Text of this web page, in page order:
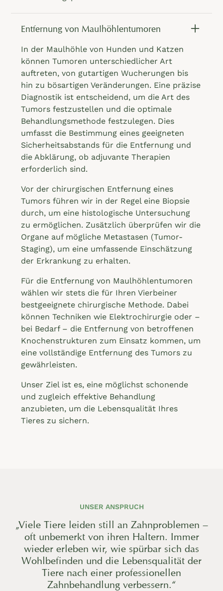
Entfernung von Maulhöhlentumoren
In der Maulhöhle von Hunden und Katzen
können Tumoren unterschiedlicher Art
auftreten, von gutartigen Wucherungen bis
hin zu bösartigen Veränderungen. Eine präzise
Diagnostik ist entscheidend, um die Art des
Tumors festzustellen und die optimale
Behandlungsmethode festzulegen. Dies
umfasst die Bestimmung eines geeigneten
Sicherheitsabstands für die Entfernung und
die Abklärung, ob adjuvante Therapien
erforderlich sind.
Vor der chirurgischen Entfernung eines
Tumors führen wir in der Regel eine Biopsie
durch, um eine histologische Untersuchung
zu ermöglichen. Zusätzlich überprüfen wir die
Organe auf mögliche Metastasen (Tumor-
Staging), um eine umfassende Einschätzung
der Erkrankung zu erhalten.
Für die Entfernung von Maulhöhlentumoren
wählen wir stets die für Ihren Vierbeiner
bestgeeignete chirurgische Methode. Dabei
können Techniken wie Elektrochirurgie oder –
bei Bedarf – die Entfernung von betroffenen
Knochenstrukturen zum Einsatz kommen, um
eine vollständige Entfernung des Tumors zu
gewährleisten.
Unser Ziel ist es, eine möglichst schonende
und zugleich effektive Behandlung
anzubieten, um die Lebensqualität Ihres
Tieres zu sichern.
UNSER ANSPRUCH
„Viele Tiere leiden still an Zahnproblemen –
oft unbemerkt von ihren Haltern. Immer
wieder erleben wir, wie spürbar sich das
Wohlbefinden und die Lebensqualität der
Tiere nach einer professionellen
Zahnbehandlung verbessern.“